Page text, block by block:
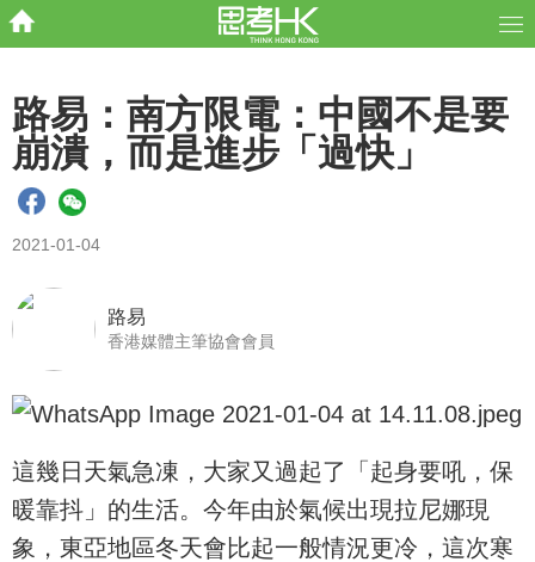
路易：南方限電：中國不是要
崩潰，而是進步「過快」
2021-01-04
路易
香港媒體主筆協會會員
這幾日天氣急凍，大家又過起了「起身要吼，保
暖靠抖」的生活。今年由於氣候出現拉尼娜現
象，東亞地區冬天會比起一般情況更冷，這次寒